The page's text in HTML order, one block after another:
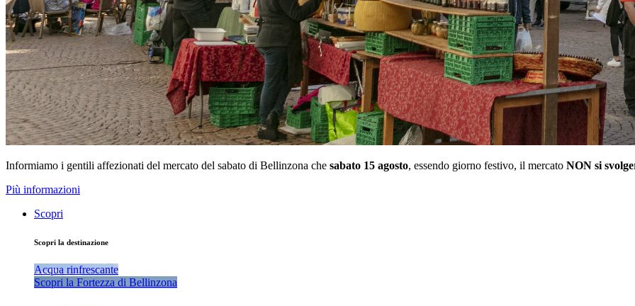
Informiamo i gentili affezionati del mercato del sabato di Bellinzona che sabato 15 agosto, essendo giorno festivo, il mercato NON si
Più informazioni
Scopri
Scopri la destinazione
Acqua rinfrescante
Scopri la Fortezza di Bellinzona